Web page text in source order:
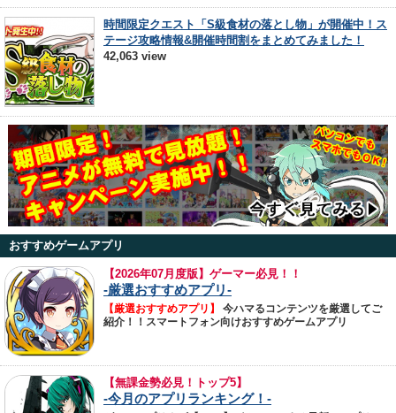
時間限定クエスト「S級食材の落とし物」が開催中！ス
テージ攻略情報&開催時間割をまとめてみました！
42,063 view
おすすめゲームアプリ
【2026年07月度版】ゲーマー必見！！
-厳選おすすめアプリ-
【厳選おすすめアプリ】
今ハマるコンテンツを厳選してご
紹介！！スマートフォン向けおすすめゲームアプリ
【無課金勢必見！トップ5】
-今月のアプリランキング！-